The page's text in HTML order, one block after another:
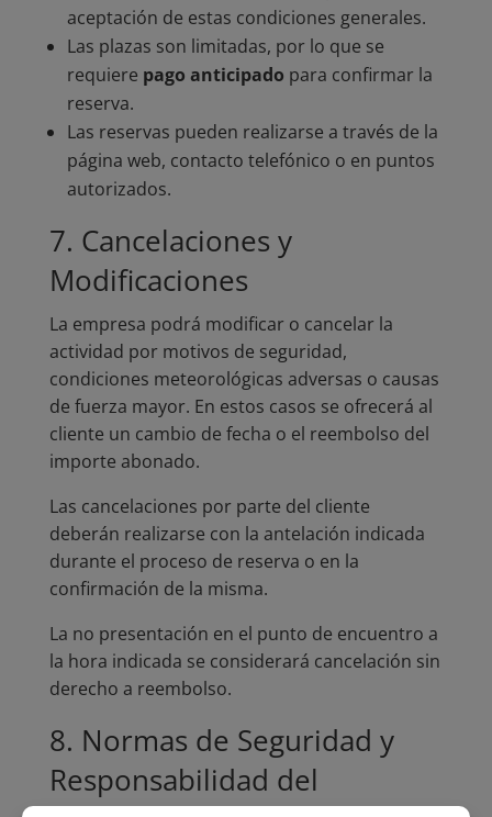
aceptación de estas condiciones generales.
Las plazas son limitadas, por lo que se
requiere pago anticipado para confirmar la
reserva.
Las reservas pueden realizarse a través de la
página web, contacto telefónico o en puntos
autorizados.
7. Cancelaciones y
Modificaciones
La empresa podrá modificar o cancelar la
actividad por motivos de seguridad,
condiciones meteorológicas adversas o causas
de fuerza mayor. En estos casos se ofrecerá al
cliente un cambio de fecha o el reembolso del
importe abonado.
Las cancelaciones por parte del cliente
deberán realizarse con la antelación indicada
durante el proceso de reserva o en la
confirmación de la misma.
La no presentación en el punto de encuentro a
la hora indicada se considerará cancelación sin
derecho a reembolso.
8. Normas de Seguridad y
Responsabilidad del